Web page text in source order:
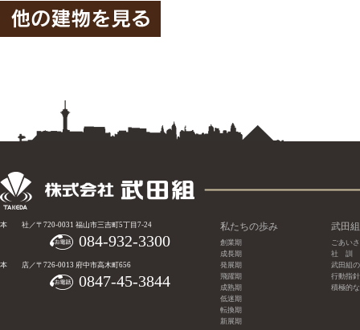
本 社／〒720-0031 福山市三吉町5丁目7-24
084-932-3300
本 店／〒726-0013 府中市高木町656
0847-45-3844
私たちの歩み
創業期
成長期
発展期
飛躍期
成熟期
低迷期
転換期
新展期
武田
ごあい
社 訓
武田組
行動指針
積極的